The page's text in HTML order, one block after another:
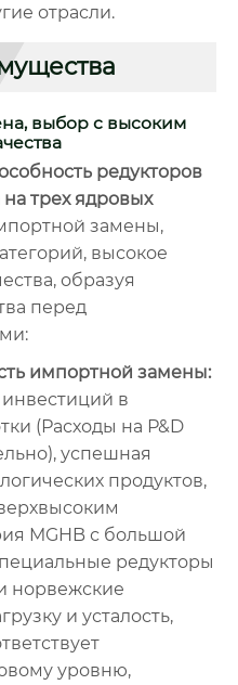
отрасли.
выбор с высоким
редукторов
трех ядровых
замены,
высокое
образуя
перед
импортной замены:
в
(Расходы на Р&D
успешная
продуктов,
MGHB с большой
редукторы
норвежские
и усталость,
уровню,